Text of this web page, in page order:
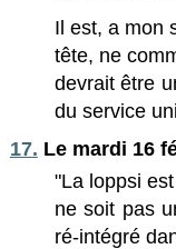
Il est, a mon
tête, ne
devrait être
du service
17. Le mardi 16
"La loppsi
ne soit pas
ré-intégré